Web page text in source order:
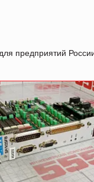
предприятий